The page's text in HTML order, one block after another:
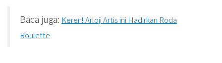
Baca juga: Keren! Arloji Artis ini Hadirkan Roda
Roulette